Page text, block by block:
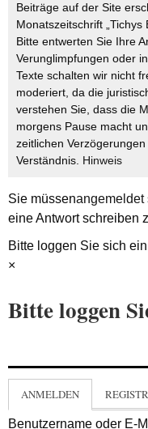
Beiträge auf der Site
Monatszeitschrift „Tichys
Bitte entwerten Sie Ihre
Verunglimpfungen oder
Texte schalten wir nicht
moderiert, da die
verstehen Sie, dass die
morgens Pause macht
zeitlichen
Verständnis. Hinweis
Sie müssenangemeldet
eine Antwort schreiben
Bitte loggen Sie sich ein
×
Bitte loggen
ANMELDEN
Benutzername oder E-